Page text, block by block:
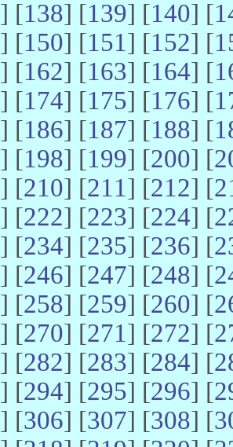
] [138] [139] [140] [
] [150] [151] [152] [
] [162] [163] [164] [
] [174] [175] [176] [
] [186] [187] [188] [
] [198] [199] [200] [
] [210] [211] [212] [
] [222] [223] [224] [
] [234] [235] [236] [
] [246] [247] [248] [
] [258] [259] [260] [
] [270] [271] [272] [
] [282] [283] [284] [
] [294] [295] [296] [
] [306] [307] [308] [